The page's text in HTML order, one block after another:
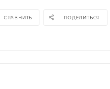
СРАВНИТЬ ПОДЕЛИТЬСЯ